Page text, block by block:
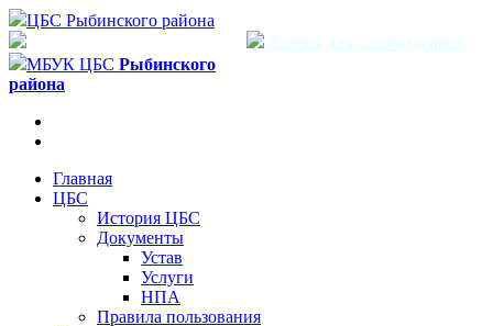
ЦБС Рыбинского района
Версия для слабовидящих
МБУК ЦБС Рыбинского
района
Главная
ЦБС
История ЦБС
Документы
Устав
Услуги
НПА
Правила пользования